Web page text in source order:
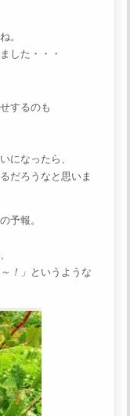
。
した・・・
するのも
になったら、
だろうなと思いま
予報。
！」 というような